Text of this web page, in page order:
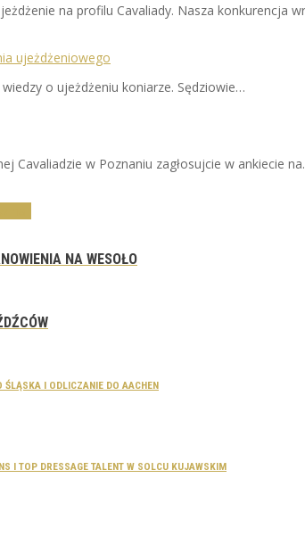
na profilu Cavaliady. Nasza konkurencja
ujeżdżeniowego
o ujeżdżeniu koniarze. Sędziowie…
Cavaliadzie w Poznaniu zagłosujcie w ankiecie
NA WESOŁO
ŚLĄSKA I ODLICZANIE DO AACHEN
I TOP DRESSAGE TALENT W SOLCU KUJAWSKIM